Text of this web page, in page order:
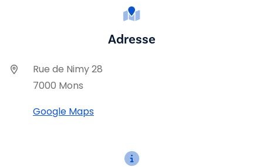
Adresse
Rue de Nimy 28
7000 Mons
Google Maps